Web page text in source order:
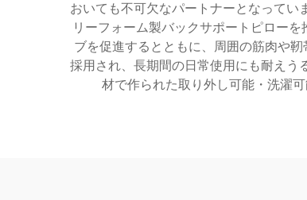
おいても不可欠なパートナーとなって
リーフォーム製バックサポートピロー
ブを促進するとともに、周囲の筋肉や
採用され、長期間の日常使用にも耐えう
材で作られた取り外し可能・洗濯